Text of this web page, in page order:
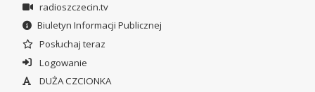
radioszczecin.tv
Biuletyn Informacji Publicznej
Posłuchaj teraz
Logowanie
DUŻA CZCIONKA